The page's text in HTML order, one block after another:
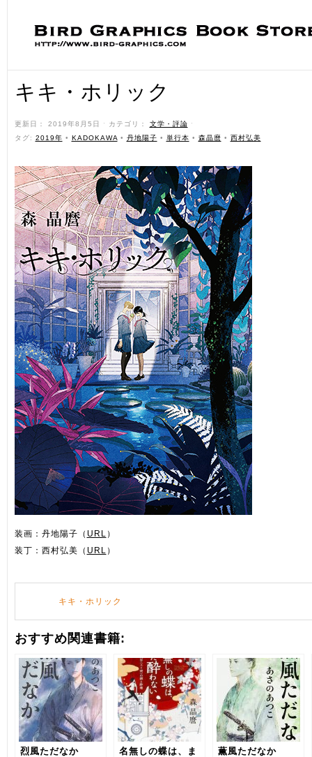
キキ・ホリック
更新日： 2019年8月5日 ˑ カテゴリ： 文学・評論 ˑ
タグ: 2019年 • KADOKAWA • 丹地陽子 • 単行本 • 森晶麿 • 西村弘美
装画：丹地陽子（ URL ）
装丁：西村弘美（ URL ）
キキ・ホリック
おすすめ関連書籍:
烈風ただなか
名無しの蝶は、ま
薫風ただなか